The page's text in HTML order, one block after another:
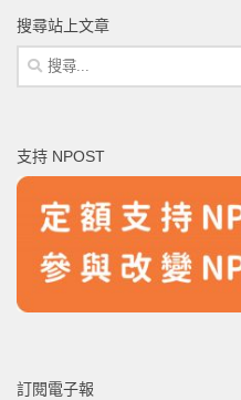
搜尋站上文章
搜
尋
字:
支持 NPOST
訂閱電子報